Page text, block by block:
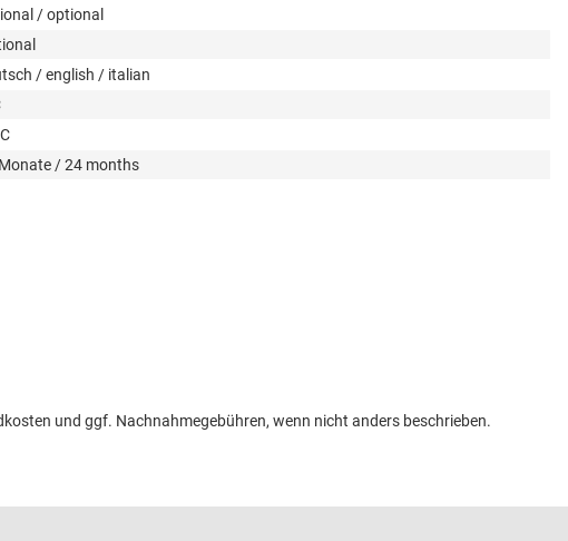
/ optional
/ english / italian
/ 24 months
und ggf. Nachnahmegebühren, wenn nicht anders beschrieben.